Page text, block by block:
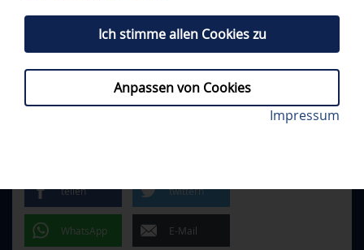
Riley Barber und der ERC gingen in Augsburg mit
// DONNERSTAG, 23.10.2025
teilen twittern
WhatsApp E-Mail
Ich stimme allen Cookies zu
Anpassen von Cookies
Impressum